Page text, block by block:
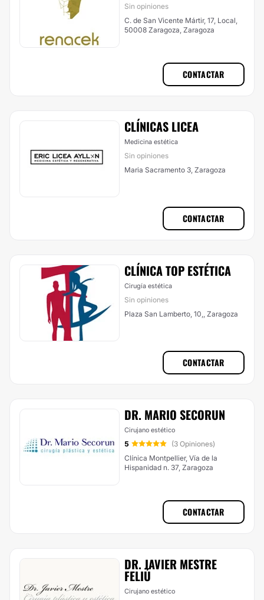
Sin opiniones
C. de San Vicente Mártir, 17, Local,
50008 Zaragoza, Zaragoza
CONTACTAR
CLÍNICAS LICEA
Medicina estética
Sin opiniones
Maria Sacramento 3, Zaragoza
CONTACTAR
CLÍNICA TOP ESTÉTICA
Cirugía estética
Sin opiniones
Plaza San Lamberto, 10,, Zaragoza
CONTACTAR
DR. MARIO SECORUN
Cirujano estético
5
(3 Opiniones)
Clínica Montpellier, Vía de la
Hispanidad n. 37, Zaragoza
CONTACTAR
DR. JAVIER MESTRE
FELIÚ
Cirujano estético